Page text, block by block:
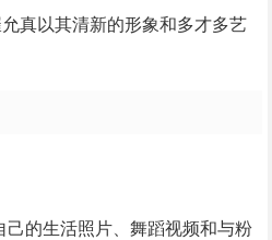
真以其清新的形象和多才多艺
的生活照片、舞蹈视频和与粉